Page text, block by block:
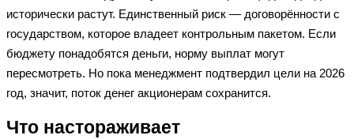
исторически растут. Единственный риск — договорённости с
государством, которое владеет контрольным пакетом. Если
бюджету понадобятся деньги, норму выплат могут
пересмотреть. Но пока менеджмент подтвердил цели на 2026
год, значит, поток денег акционерам сохранится.
Что настораживает